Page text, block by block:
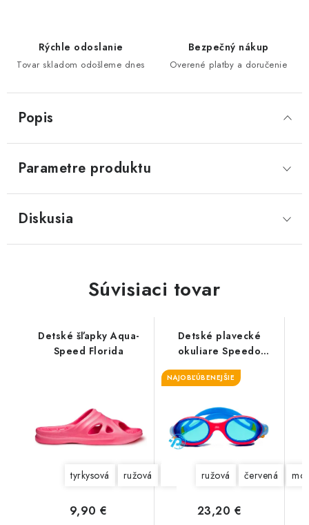
Rýchle odoslanie
Tovar skladom odošleme dnes
Bezpečný nákup
Overené platby a doručenie
Popis
Parametre produktu
Diskusia
Súvisiaci tovar
Detské šľapky Aqua-
Speed Florida
tyrkysová ružová
9,90 €
Detské plavecké
okuliare Speedo
Biofuse 2.0
NAJOBĽÚBENEJŠIE
ružová červená
23,20 €